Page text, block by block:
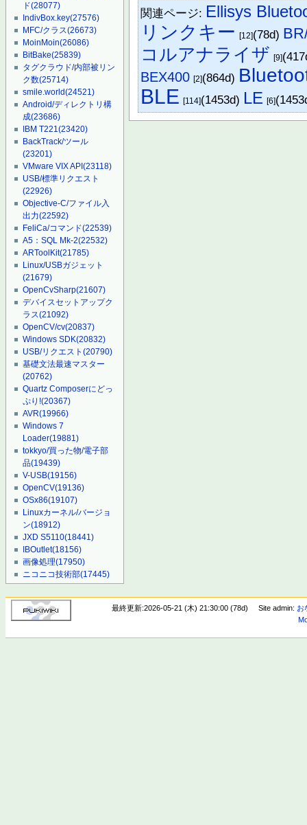
ド(28077)
IndivBox.key(27576)
MFC/クラス(26673)
MoinMoin(26086)
BitBake(25839)
タグクラウド/内部被リン
ク数(25714)
smile.world(24521)
Android/ディレクトリ構
成(23686)
IBM T221(23420)
BackTrack/ツール
(23201)
VMware VIX API(23118)
USB/標準リクエスト
(22926)
Objective-C/ファイル入
出力(22592)
FeliCa/コマンド(22539)
A5：SQL Mk-2(22532)
ARToolKit(21785)
Linux/USBガジェット
(21679)
OpenCvSharp(21607)
デバイスセットアップク
ラス(21092)
OpenCV/cv(20837)
Windows SDK(20832)
USB/リクエスト(20790)
基礎文法最速マスター
(20762)
Quartz Composerにどっ
ぷり!(20367)
AVR(19966)
Windows 7
Loader(19881)
tokkyo/買った物/電子部
品(19439)
V-USB(19156)
OpenCV(19136)
OSx86(19107)
Linuxカーネル/バージョ
ン(18912)
JXD S5110(18441)
IBOutlet(18156)
画像処理(17950)
ニコニコ技術部(17445)
関連ページ: Ellisys
リンクキー [12](78d)
コルアナライザ [9]
BEX400 [2](864d)
BLE [114](1453d) LE [6]
最終更新:2026-05-21 (木) 21:30:00 (78d) Site admin: お